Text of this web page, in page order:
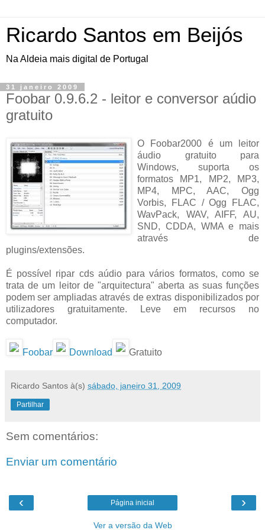
Ricardo Santos em Beijós
Na Aldeia mais digital de Portugal
31 janeiro 2009
Foobar 0.9.6.2 - leitor e conversor aúdio
gratuito
O Foobar2000 é um leitor
áudio gratuito para
Windows, suporta os
formatos MP1, MP2, MP3,
MP4, MPC, AAC, Ogg
Vorbis, FLAC / Ogg FLAC,
WavPack, WAV, AIFF, AU,
SND, CDDA, WMA e mais
através de
plugins/extensões.
É possível ripar cds aúdio para vários formatos, como se
trata de um leitor de "arquitectura" aberta as suas funções
podem ser ampliadas através de extras disponibilizados por
utilizadores gratuitamente. Leve em recursos no
computador.
Foobar Download Gratuito
Ricardo Santos à(s) sábado, janeiro 31, 2009
Partilhar
Sem comentários:
Enviar um comentário
‹ ›
Página inicial
Ver a versão da Web